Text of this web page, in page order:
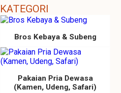
KATEGORI
Bros Kebaya & Subeng
Pakaian Pria Dewasa
(Kamen, Udeng, Safari)